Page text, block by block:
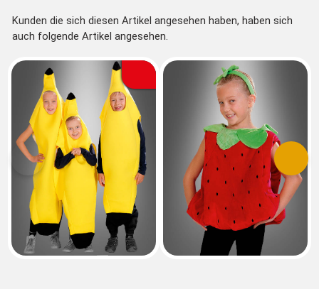
Kunden die sich diesen Artikel angesehen haben, haben sich
auch folgende Artikel angesehen.
Vorherige